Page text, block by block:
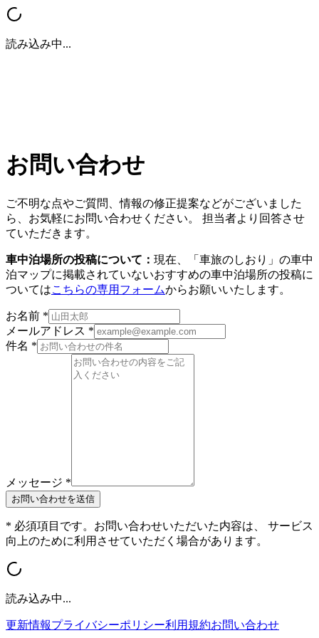
読み込み中...
お問い合わせ
ご不明な点やご質問、情報の修正提案などがございました
ら、お気軽にお問い合わせください。 担当者より回答させ
ていただきます。
車中泊場所の投稿について： 現在、「車旅のしおり」の車中
泊マップに掲載されていないおすすめの車中泊場所の投稿に
ついてはこちらの専用フォームからお願いいたします。
お名前 *
メールアドレス *
件名 *
メッセージ *
お問い合わせを送信
* 必須項目です。お問い合わせいただいた内容は、 サービス
向上のために利用させていただく場合があります。
読み込み中...
更新情報プライバシーポリシー利用規約お問い合わせ